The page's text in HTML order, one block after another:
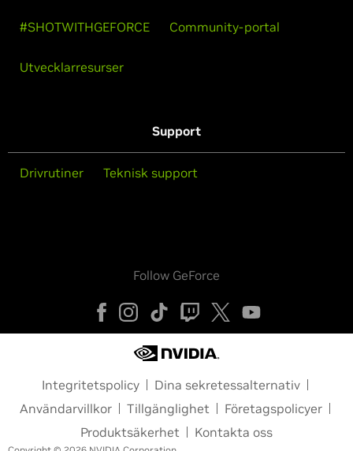
#SHOTWITHGEFORCE Community-portal
Utvecklarresurser
Support
Drivrutiner Teknisk support
Follow GeForce
Integritetspolicy
Dina sekretessalternativ
Användarvillkor
Tillgänglighet
Företagspolicyer
Produktsäkerhet
Kontakta oss